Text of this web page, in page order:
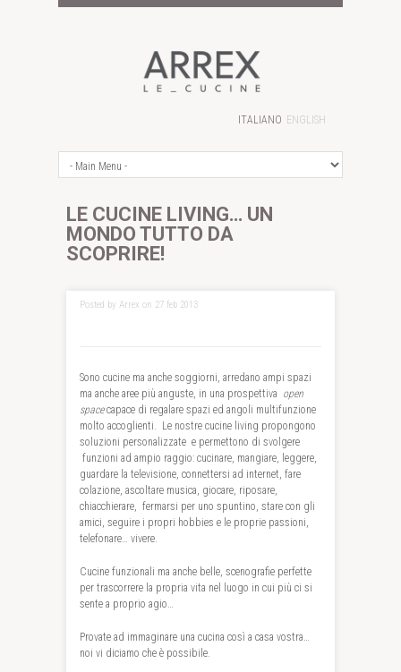
ITALIANO ENGLISH
LE CUCINE LIVING… UN
MONDO TUTTO DA
SCOPRIRE!
Posted by Arrex on 27 feb 2013
Sono cucine ma anche soggiorni, arredano ampi spazi
ma anche aree più anguste, in una prospettiva open
spacecapace di regalare spazi ed angoli multifunzione
molto accoglienti. Le nostre cucine living propongono
soluzioni personalizzate e permettono di svolgere
funzioni ad ampio raggio: cucinare, mangiare, leggere,
guardare la televisione, connettersi ad internet, fare
colazione, ascoltare musica, giocare, riposare,
chiacchierare, fermarsi per uno spuntino, stare con gli
amici, seguire i propri hobbies e le proprie passioni,
telefonare… vivere.
Cucine funzionali ma anche belle, scenografie perfette
per trascorrere la propria vita nel luogo in cui più ci si
sente a proprio agio…
Provate ad immaginare una cucina così a casa vostra…
noi vi diciamo che è possibile.